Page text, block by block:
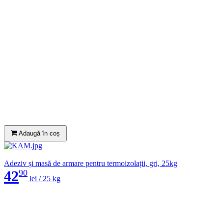
Adaugă în coș
Adeziv și masă de armare pentru termoizolații, gri, 25kg
4290
lei /25 kg